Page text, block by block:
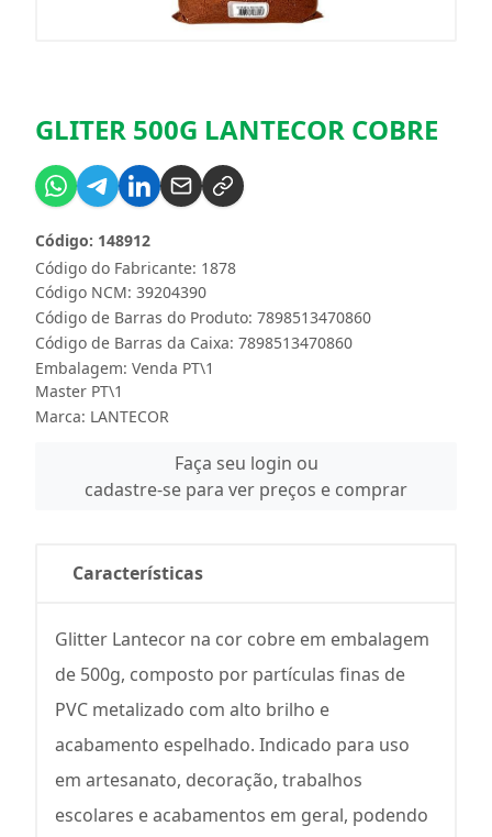
GLITER 500G LANTECOR COBRE
Código do Fabricante: 1878
Código: 148912
Código NCM: 39204390
Código de Barras do Produto: 7898513470860
Código de Barras da Caixa: 7898513470860
Embalagem: Venda PT\1
Master PT\1
Marca: LANTECOR
Faça seu login ou
cadastre-se para ver preços e comprar
Características
Glitter Lantecor na cor cobre em embalagem
de 500g, composto por partículas finas de
PVC metalizado com alto brilho e
acabamento espelhado. Indicado para uso
em artesanato, decoração, trabalhos
escolares e acabamentos em geral, podendo